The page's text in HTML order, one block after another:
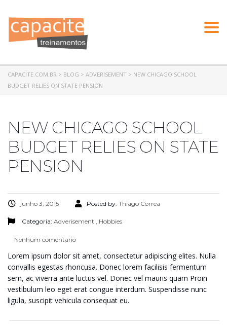
CAPACITE.COM.BR > BLOG > ADVERISEMENT > NEW CHICAGO SCHOOL
BUDGET RELIES ON STATE PENSION
NEW CHICAGO SCHOOL
BUDGET RELIES ON STATE
PENSION
junho 3, 2015 Posted by: Thiago Correa
Categoria: Adverisement , Hobbies
Nenhum comentário
Lorem ipsum dolor sit amet, consectetur adipiscing elites. Nulla
convallis egestas rhoncusa. Donec lorem facilisis fermentum
sem, ac viverra ante luctus vel. Donec vel mauris quam Proin
vestibulum leo eget erat congue interdum. Suspendisse nunc
ligula, suscipit vehicula consequat eu.